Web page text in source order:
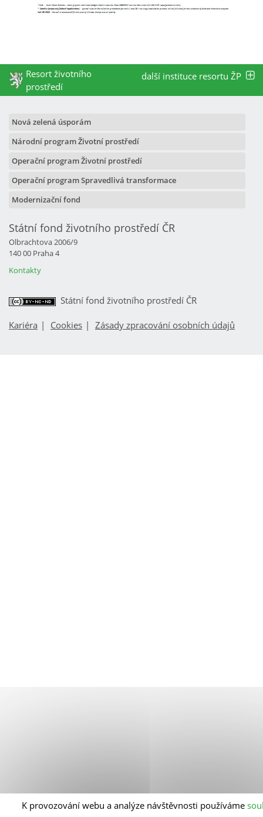
Resort životního
prostředí
další instituce resortu ŽP
Nová zelená úsporám
Národní program Životní prostředí
Operační program Životní prostředí
Operační program Spravedlivá transformace
Modernizační fond
Státní fond životního prostředí ČR
Olbrachtova 2006/9
140 00 Praha 4
Kontakty
Státní fond životního prostředí ČR
Kariéra Cookies Zásady zpracování osobních údajů
K provozování webu a analýze návštěvnosti používáme